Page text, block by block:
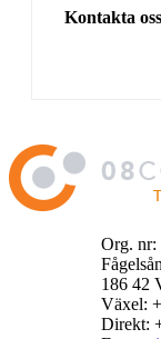
Kontakta
Org. nr:
186 42
Växel:
Direkt: